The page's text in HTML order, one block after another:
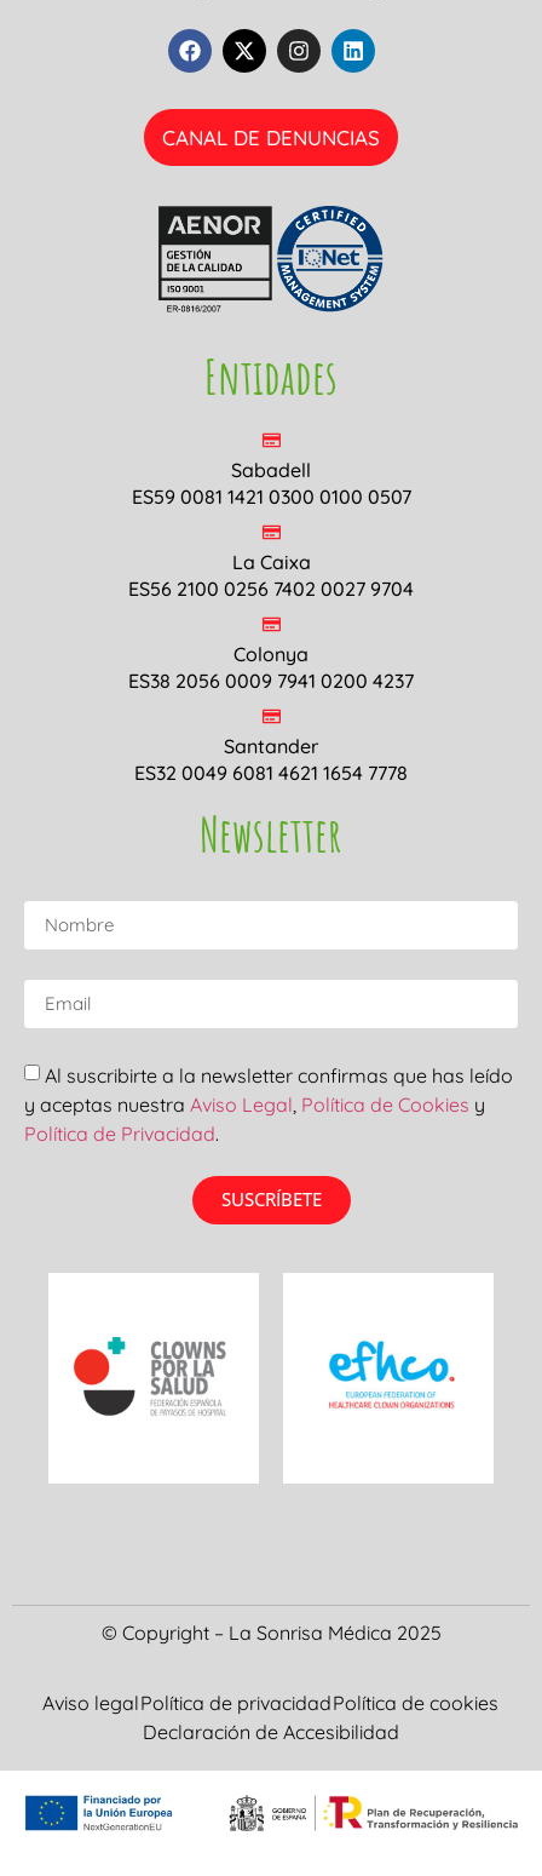
CANAL DE DENUNCIAS
Entidades
Sabadell
ES59 0081 1421 0300 0100 0507
La Caixa
ES56 2100 0256 7402 0027 9704
Colonya
ES38 2056 0009 7941 0200 4237
Santander
ES32 0049 6081 4621 1654 7778
Newsletter
Al suscribirte a la newsletter confirmas que has leído
y aceptas nuestra Aviso Legal Política de Cookies y
Política de Privacidad.
SUSCRÍBETE
© Copyright – La Sonrisa Médica 2025
Aviso legalPolítica de privacidadPolítica de cookies
Declaración de Accesibilidad